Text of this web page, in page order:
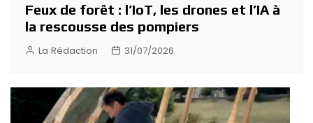
Feux de forêt : l’IoT, les drones et l’IA à
la rescousse des pompiers
La Rédaction 31/07/2026